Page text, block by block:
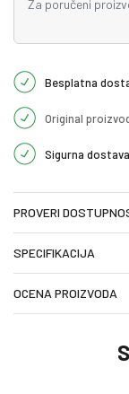
Besplatna
Original
Sigurna dostava
PROVERI
SPECIFIKACIJA
OCENA PROIZVODA